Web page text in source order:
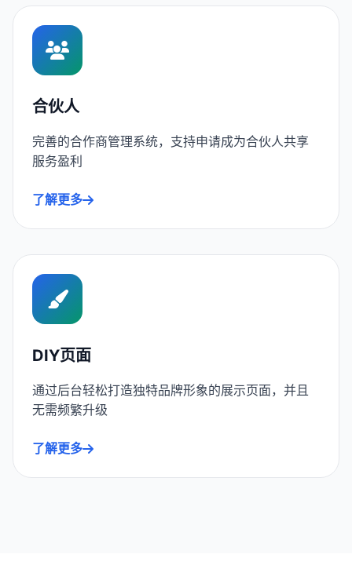
合伙人
完善的合作商管理系统，支持申请成为合伙人共享
服务盈利
了解更多
DIY页面
通过后台轻松打造独特品牌形象的展示页面，并且
无需频繁升级
了解更多